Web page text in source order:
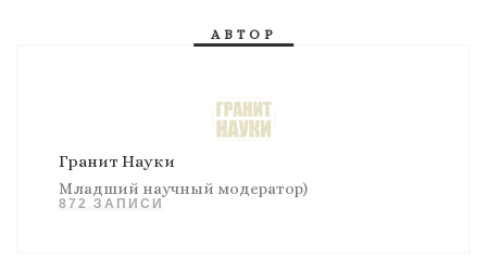
АВТОР
Гранит Науки
Младший научный модератор)
872 ЗАПИСИ